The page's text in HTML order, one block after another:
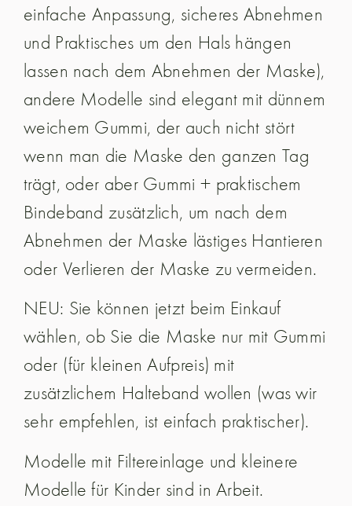
einfache Anpassung, sicheres Abnehmen
und Praktisches um den Hals hängen
lassen nach dem Abnehmen der Maske),
andere Modelle sind elegant mit dünnem
weichem Gummi, der auch nicht stört
wenn man die Maske den ganzen Tag
trägt, oder aber Gummi + praktischem
Bindeband zusätzlich, um nach dem
Abnehmen der Maske lästiges Hantieren
oder Verlieren der Maske zu vermeiden.
NEU: Sie können jetzt beim Einkauf
wählen, ob Sie die Maske nur mit Gummi
oder (für kleinen Aufpreis) mit
zusätzlichem Halteband wollen (was wir
sehr empfehlen, ist einfach praktischer).
Modelle mit Filtereinlage und kleinere
Modelle für Kinder sind in Arbeit.